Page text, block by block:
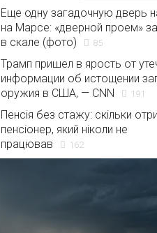
Еще одну загадочную дверь
на Марсе: «дверной проем»
в скале (фото)
85
Трамп пришел в ярость от
информации об истощении
оружия в США, — CNN
191
Пенсія без стажу: скільки
пенсіонер, який ніколи не
працював
162